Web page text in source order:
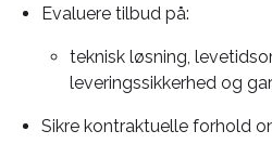
Evaluere tilbud på:
teknisk løsning,
leveringssikkerhed og
Sikre kontraktuelle forhold